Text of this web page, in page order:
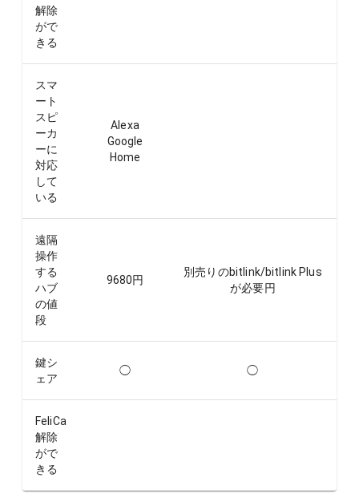
解除
がで
きる
スマ
ート
スピ
ーカ
ーに
対応
して
いる
Alexa
Google
Home
遠隔
操作
する
ハブ
の値
段
9680円
別売りのbitlink/bitlink Plus
が必要円
鍵シ
ェア
◯ ◯
FeliCa
解除
がで
きる